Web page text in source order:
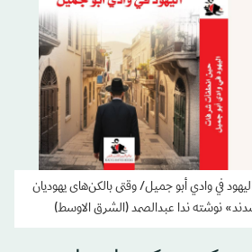
في وادي أبو جميل/ وقتی بالکن‌های یهودیان
نوشته ندا عبدالصمد (الشرق الاوسط)